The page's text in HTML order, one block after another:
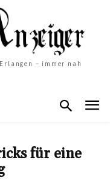
– immer nah
für eine